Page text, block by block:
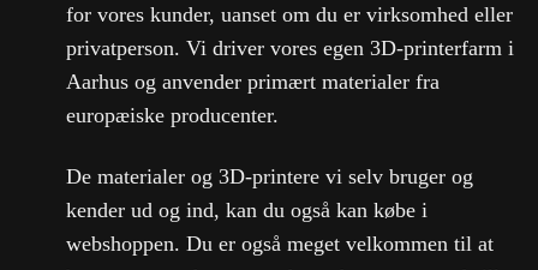
for vores kunder, uanset om du er virksomhed eller
privatperson. Vi driver vores egen 3D-printerfarm i
Aarhus og anvender primært materialer fra
europæiske producenter.
De materialer og 3D-printere vi selv bruger og
kender ud og ind, kan du også kan købe i
webshoppen. Du er også meget velkommen til at